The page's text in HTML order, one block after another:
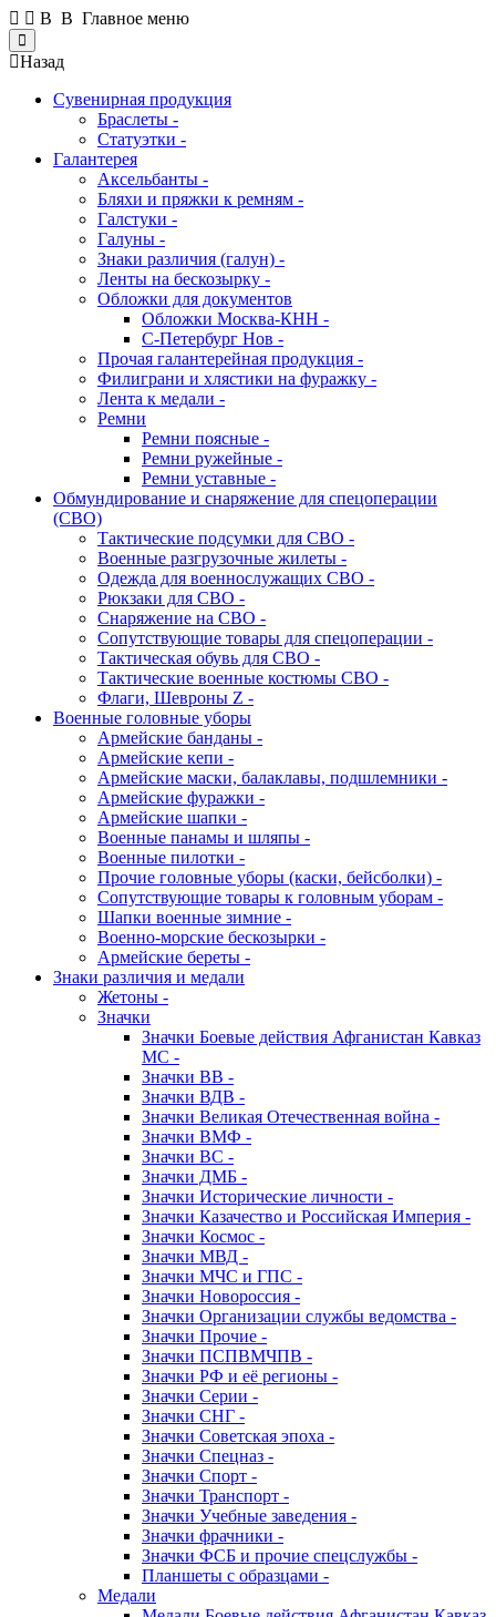
В В Главное меню
Close
Назад
Сувенирная продукция
Браслеты -
Статуэтки -
Галантерея
Аксельбанты -
Бляхи и пряжки к ремням -
Галстуки -
Галуны -
Знаки различия (галун) -
Ленты на бескозырку -
Обложки для документов
Обложки Москва-КНН -
С-Петербург Нов -
Прочая галантерейная продукция -
Филиграни и хлястики на фуражку -
Лента к медали -
Ремни
Ремни поясные -
Ремни ружейные -
Ремни уставные -
Обмундирование и снаряжение для спецоперации
(СВО)
Тактические подсумки для СВО -
Военные разгрузочные жилеты -
Одежда для военнослужащих СВО -
Рюкзаки для СВО -
Снаряжение на СВО -
Сопутствующие товары для спецоперации -
Тактическая обувь для СВО -
Тактические военные костюмы СВО -
Флаги, Шевроны Z -
Военные головные уборы
Армейские банданы -
Армейские кепи -
Армейские маски, балаклавы, подшлемники -
Армейские фуражки -
Армейские шапки -
Военные панамы и шляпы -
Военные пилотки -
Прочие головные уборы (каски, бейсболки) -
Сопутствующие товары к головным уборам -
Шапки военные зимние -
Военно-морские бескозырки -
Армейские береты -
Знаки различия и медали
Жетоны -
Значки
Значки Боевые действия Афганистан Кавказ
МС -
Значки ВВ -
Значки ВДВ -
Значки Великая Отечественная война -
Значки ВМФ -
Значки ВС -
Значки ДМБ -
Значки Исторические личности -
Значки Казачество и Российская Империя -
Значки Космос -
Значки МВД -
Значки МЧС и ГПС -
Значки Новороссия -
Значки Организации службы ведомства -
Значки Прочие -
Значки ПСПВМЧПВ -
Значки РФ и её регионы -
Значки Серии -
Значки СНГ -
Значки Советская эпоха -
Значки Спецназ -
Значки Спорт -
Значки Транспорт -
Значки Учебные заведения -
Значки фрачники -
Значки ФСБ и прочие спецслужбы -
Планшеты с образцами -
Медали